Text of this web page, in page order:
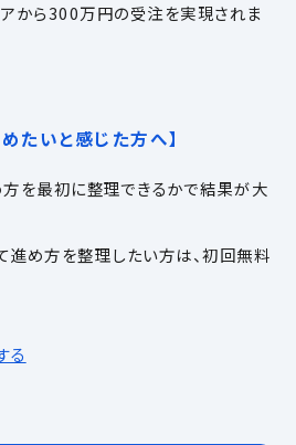
から300万円の受注を実現されま
たいと感じた方へ】
を最初に整理できるかで結果が大
め方を整理したい方は、初回無料
る